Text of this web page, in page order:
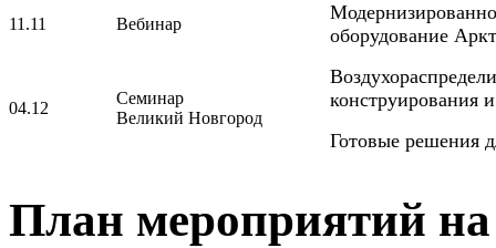
11.11 Вебинар
оборудование
04.12
Семинар
Великий Новгород
конструирования
Готовые решения
План мероприятий на